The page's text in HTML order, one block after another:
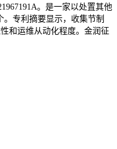
。是一家以处置其他
专利摘要显示，收集节制
和运维从动化程度。金润征